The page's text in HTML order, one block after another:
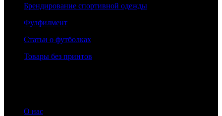
Брендирование спортивной одежды
Фулфилмент
Статьи о футболках
Товары без принтов
О нас